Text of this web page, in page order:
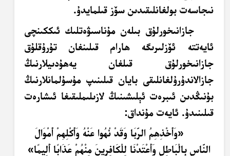
نىجاسەت بولغانلىقىدىن سۆز قىلمايدۇ.
جازانىخورلۇق بىلەن مۇناسىۋەتلىك ئىككىنچى
ئايەتتە ئۆزلىرىگە ھارام قىلىنغان تۇرۇقلۇق
جازانىخورلۇق قىلغان يەھۇدىيلارنىڭ
جازالاندۇرۇلغانلىقى بايان قىلىنىپ مۇسۇلمانلارنىڭ
بۇنىڭدىن ئىبرەت ئېلىشىنىڭ لازىلىملىقىغا ئىشارەت
قىلىنىدۇ. ئايەت مۇنداق:
«وَأَخْذِهِمُ الرِّبَا وَقَدْ نُهُوا عَنْهُ وَأَكْلِهِمْ أَمْوَالَ
النَّاسِ بِالْبَاطِلِ وَأَعْتَدْنَا لِلْكَافِرِينَ مِنْهُمْ عَذَابًا أَلِيمًا»